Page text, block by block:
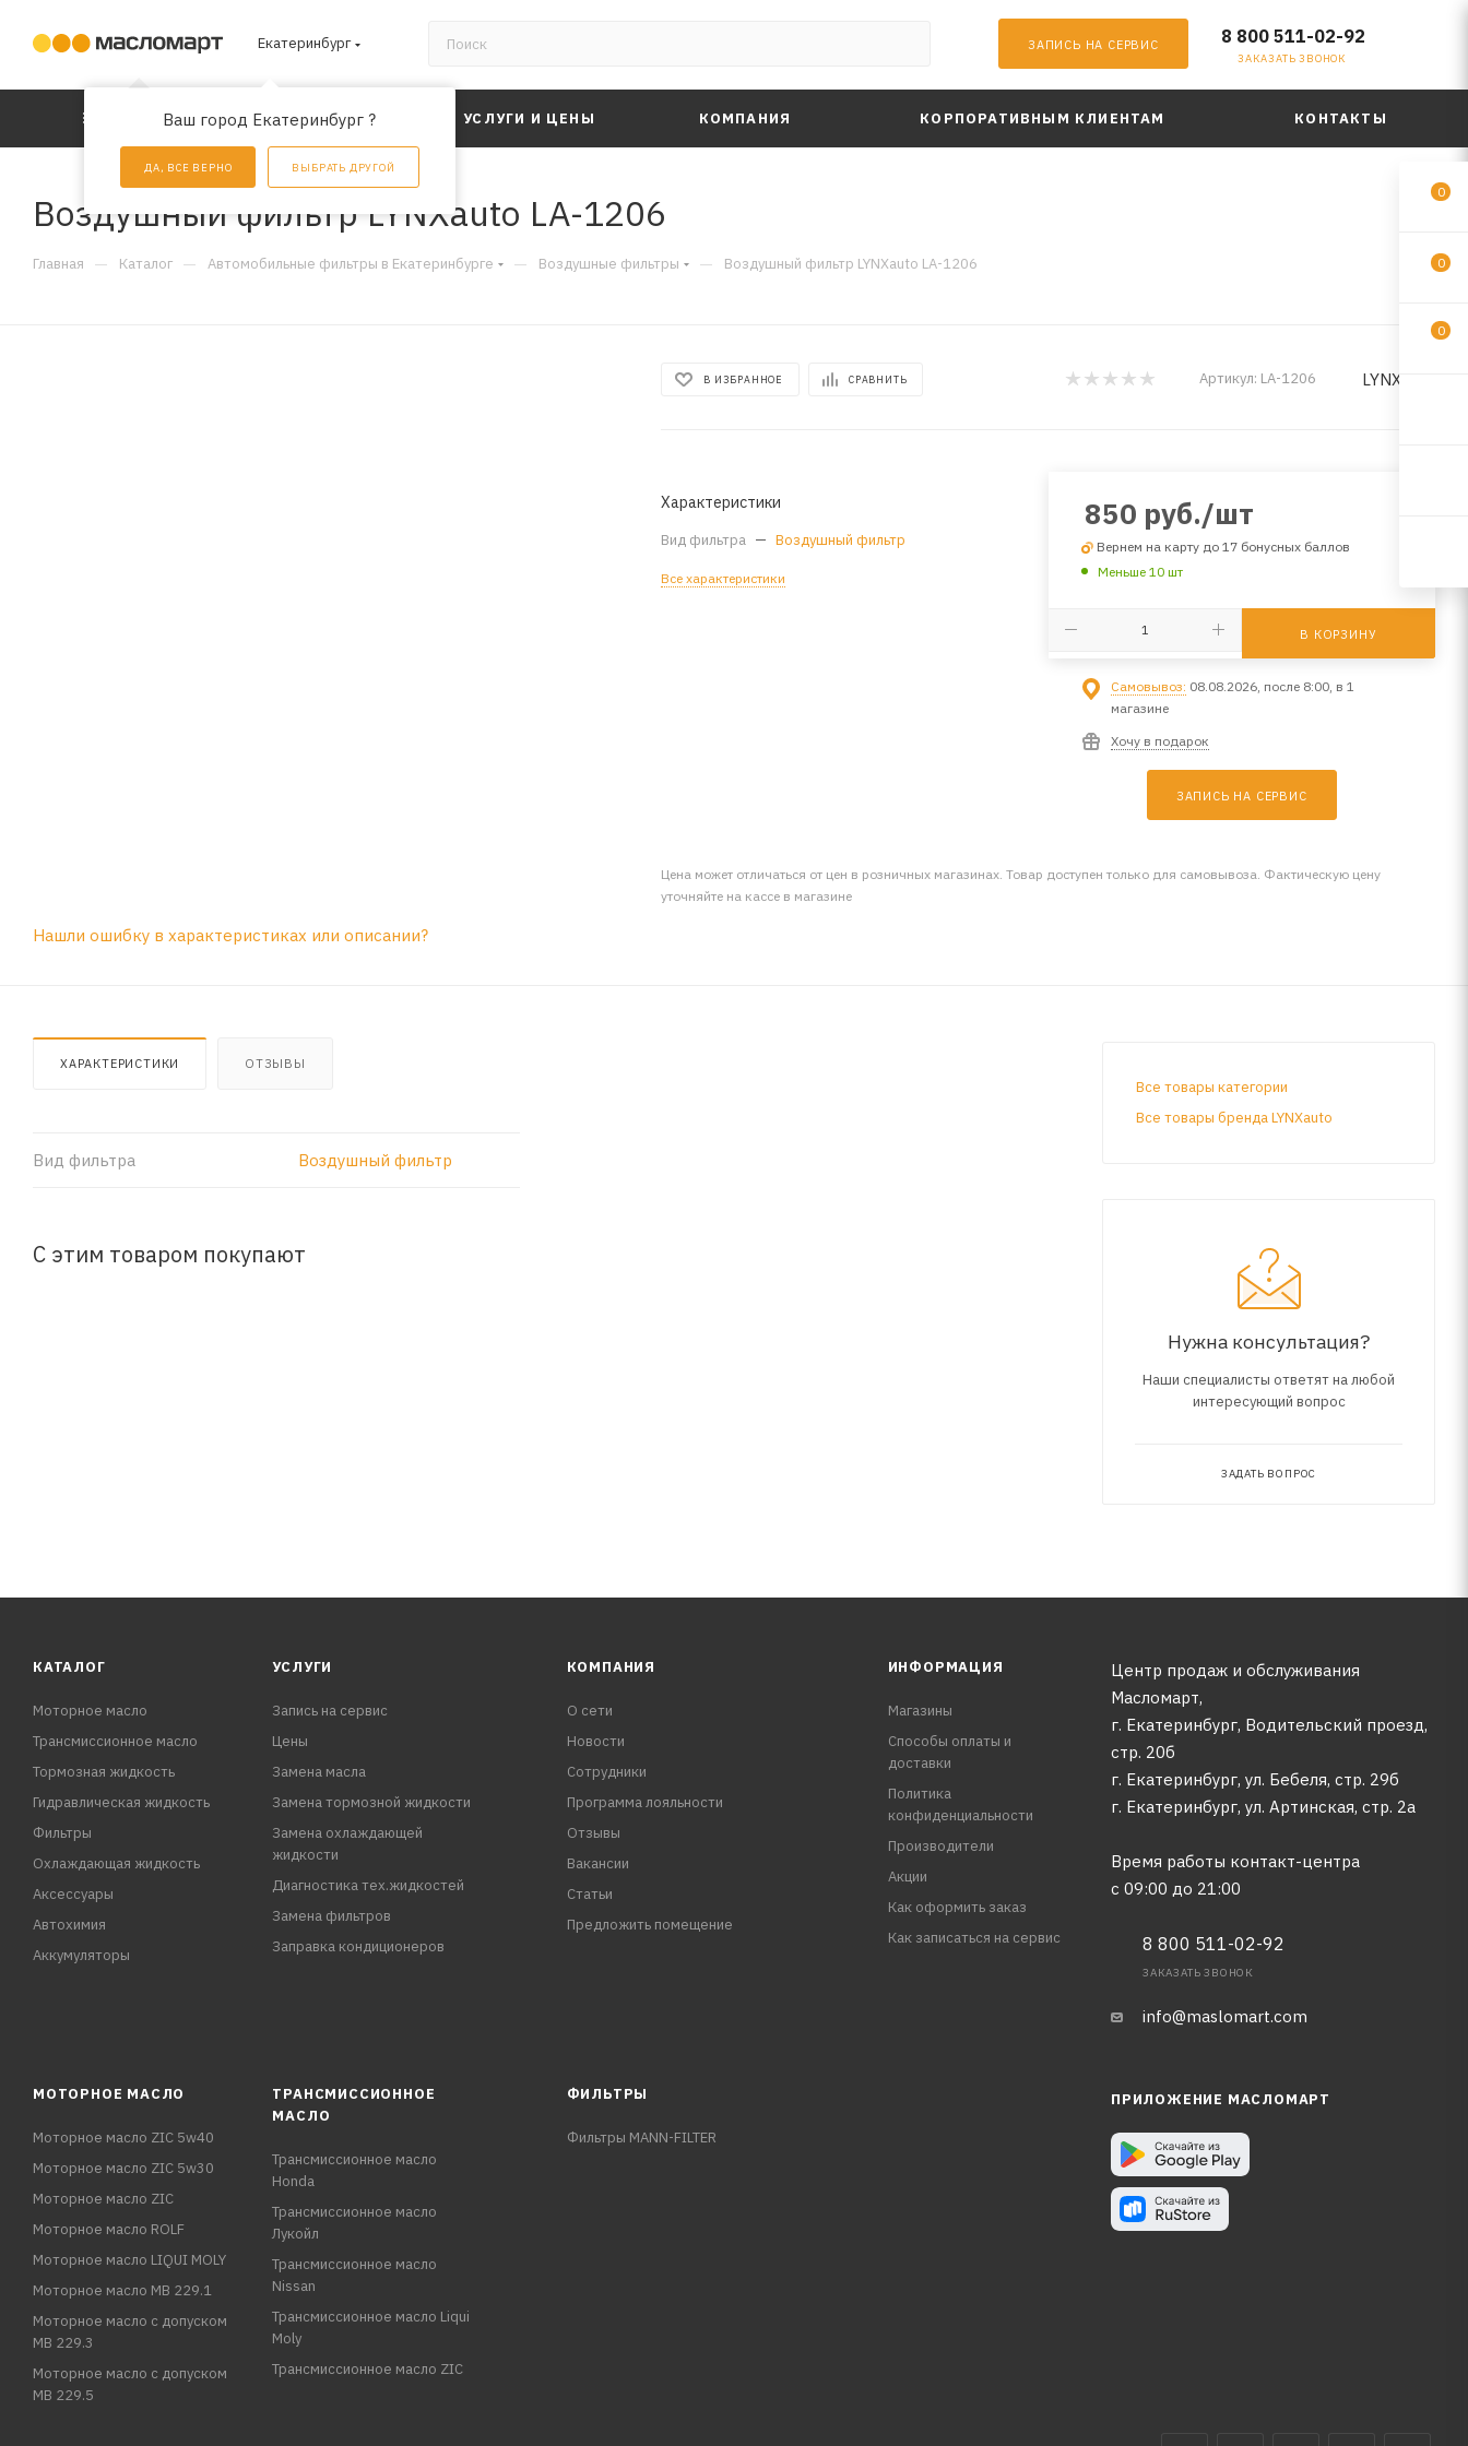
Екатеринбург
Ваш город Екатеринбург ?
ДА, ВСЕ ВЕРНО ВЫБРАТЬ ДРУГОЙ
ЗАПИСЬ НА СЕРВИС 8 800 511-02-92
ЗАКАЗАТЬ ЗВОНОК
КАТАЛОГ АКЦИИ УСЛУГИ И ЦЕНЫ КОМПАНИЯ КОРПОРАТИВНЫМ КЛИЕНТАМ КОНТАКТЫ
Воздушный фильтр LYNXauto LA-1206
Главная — Каталог — Автомобильные фильтры в Екатеринбурге — Воздушные фильтры — Воздушный фильтр LYNXauto LA-1206
В ИЗБРАННОЕ СРАВНИТЬ Артикул: LA-1206 LYNXauto
Характеристики
Вид фильтра — Воздушный фильтр
Все характеристики
850 руб./шт
Вернем на карту до 17 бонусных баллов
Меньше 10 шт
В КОРЗИНУ
Самовывоз: 08.08.2026, после 8:00, в 1
магазине
Хочу в подарок
ЗАПИСЬ НА СЕРВИС
Цена может отличаться от цен в розничных магазинах. Товар доступен только для самовывоза. Фактическую цену
уточняйте на кассе в магазине
Нашли ошибку в характеристиках или описании?
ХАРАКТЕРИСТИКИ ОТЗЫВЫ
Вид фильтра Воздушный фильтр
С этим товаром покупают
Все товары категории
Все товары бренда LYNXauto
Нужна консультация?
Наши специалисты ответят на любой
интересующий вопрос
ЗАДАТЬ ВОПРОС
КАТАЛОГ
Моторное масло
Трансмиссионное масло
Тормозная жидкость
Гидравлическая жидкость
Фильтры
Охлаждающая жидкость
Аксессуары
Автохимия
Аккумуляторы
УСЛУГИ
Запись на сервис
Цены
Замена масла
Замена тормозной жидкости
Замена охлаждающей
жидкости
Диагностика тех.жидкостей
Замена фильтров
Заправка кондиционеров
КОМПАНИЯ
О сети
Новости
Сотрудники
Программа лояльности
Отзывы
Вакансии
Статьи
Предложить помещение
ИНФОРМАЦИЯ
Магазины
Способы оплаты и
доставки
Политика
конфиденциальности
Производители
Акции
Как оформить заказ
Как записаться на сервис
Центр продаж и обслуживания
Масломарт,
г. Екатеринбург, Водительский проезд,
стр. 20б
г. Екатеринбург, ул. Бебеля, стр. 29б
г. Екатеринбург, ул. Артинская, стр. 2а
Время работы контакт-центра
с 09:00 до 21:00
8 800 511-02-92
ЗАКАЗАТЬ ЗВОНОК
info@maslomart.com
МОТОРНОЕ МАСЛО
Моторное масло ZIC 5w40
Моторное масло ZIC 5w30
Моторное масло ZIC
Моторное масло ROLF
Моторное масло LIQUI MOLY
Моторное масло MB 229.1
Моторное масло с допуском
MB 229.3
Моторное масло с допуском
MB 229.5
ТРАНСМИССИОННОЕ
МАСЛО
Трансмиссионное масло
Honda
Трансмиссионное масло
Лукойл
Трансмиссионное масло
Nissan
Трансмиссионное масло Liqui
Moly
Трансмиссионное масло ZIC
ФИЛЬТРЫ
Фильтры MANN-FILTER
ПРИЛОЖЕНИЕ МАСЛОМАРТ
0
0
0